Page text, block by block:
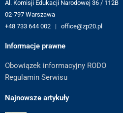
Al. Komisji Edukacji Narodowej 36 / 112B
02-797 Warszawa
+48 733 644 002 | office@zp20.pl
Informacje prawne
Obowiązek informacyjny RODO
Regulamin Serwisu
Najnowsze artykuły